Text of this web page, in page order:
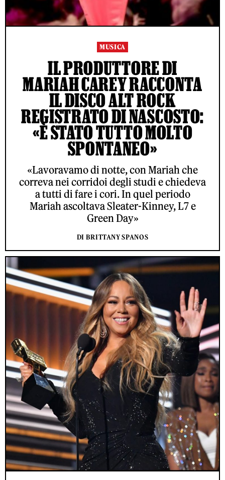
MUSICA
IL PRODUTTORE DI
MARIAH CAREY RACCONTA
IL DISCO ALT ROCK
REGISTRATO DI NASCOSTO:
«È STATO TUTTO MOLTO
SPONTANEO»
«Lavoravamo di notte, con Mariah che
correva nei corridoi degli studi e chiedeva
a tutti di fare i cori. In quel periodo
Mariah ascoltava Sleater-Kinney, L7 e
Green Day»
DI BRITTANY SPANOS